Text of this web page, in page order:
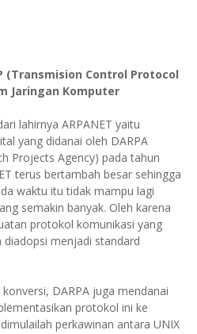
(Transmision Control Protocol
Jaringan Komputer
lahirnya ARPANET yaitu
yang didanai oleh DARPA
Projects Agency) pada tahun
terus bertambah besar sehingga
waktu itu tidak mampu lagi
semakin banyak. Oleh karena
protokol komunikasi yang
diadopsi menjadi standard
DARPA juga mendanai
protokol ini ke
perkawinan antara UNIX